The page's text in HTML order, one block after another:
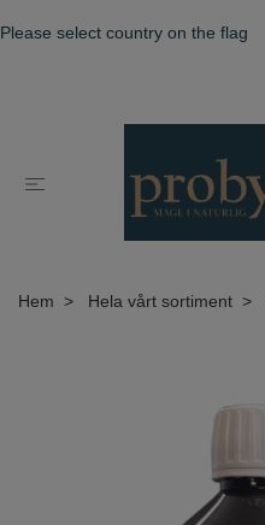
select country on the flag
Hem Hela vårt sortiment